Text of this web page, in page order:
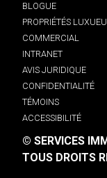
BLOGUE
PROPRIÉTÉS
COMMERCIAL
INTRANET
AVIS JURIDIQUE
CONFIDENTIALITÉ
TÉMOINS
ACCESSIBILITÉ
© SERVICES
TOUS DROITS